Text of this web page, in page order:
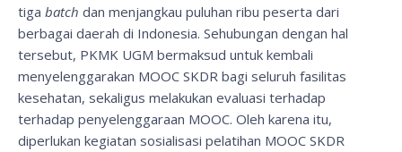
tiga batch dan menjangkau puluhan ribu peserta dari
berbagai daerah di Indonesia. Sehubungan dengan hal
tersebut, PKMK UGM bermaksud untuk kembali
menyelenggarakan MOOC SKDR bagi seluruh fasilitas
kesehatan, sekaligus melakukan evaluasi terhadap
terhadap penyelenggaraan MOOC. Oleh karena itu,
diperlukan kegiatan sosialisasi pelatihan MOOC SKDR